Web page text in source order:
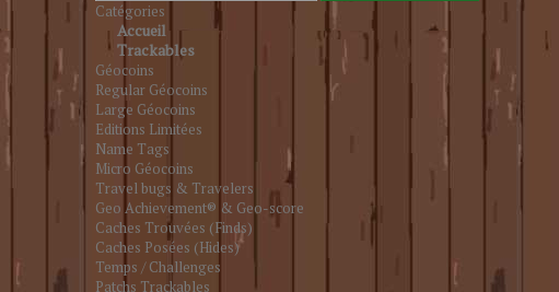
Catégories
Accueil
Trackables
Géocoins
Regular Géocoins
Large Géocoins
Editions Limitées
Name Tags
Micro Géocoins
Travel bugs & Travelers
Geo Achievement® & Geo-score
Caches Trouvées (Finds)
Caches Posées (Hides)
Temps / Challenges
Patchs Trackables